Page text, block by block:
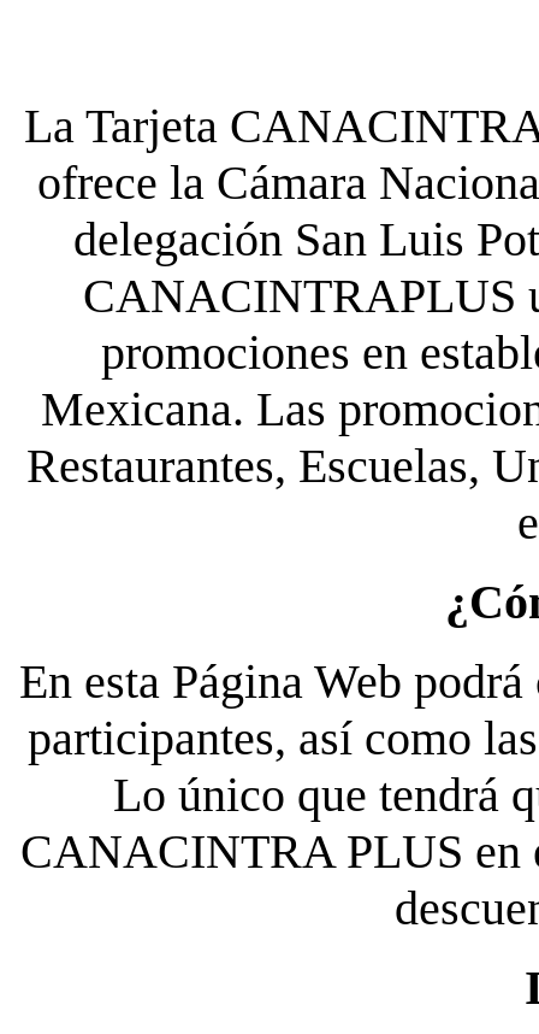
La Tarjeta
ofrece la Cámara
delegación San Luis
CANACINTRAPLUS
promociones en
Mexicana. Las
Restaurantes, Escuelas,
En esta Página Web
participantes, así como
Lo único que tendrá
CANACINTRA PLUS en